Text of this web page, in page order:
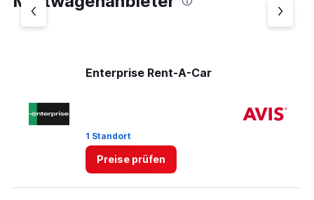
Y
axis
displaying
Enterprise Rent-A-Car
1 Standort
Preise prüfen